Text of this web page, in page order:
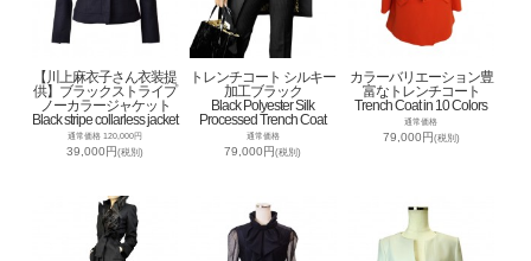
【川上麻衣子さん衣装提
供】ブラックストライプ
ノーカラージャケット
Black stripe collarless jacket
通常価格 120,000円
39,000円(税別)
トレンチコート シルキー
加工ブラック
Black Polyester Silk
Processed Trench Coat
通常価格
79,000円(税別)
カラーバリエーション豊
富なトレンチコート
Trench Coat in 10 Colors
通常価格
79,000円(税別)